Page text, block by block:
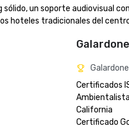
un soporte audiovisual
hoteles tradicionales del
Certificados
California
Certificado